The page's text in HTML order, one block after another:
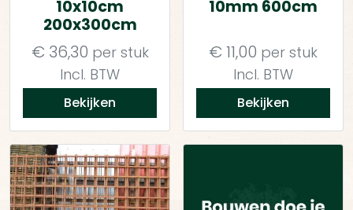
10x10cm
200x300cm
€ 36,30 per stuk
Incl. BTW
Bekijken
10mm 600cm
€ 11,00 per stuk
Incl. BTW
Bekijken